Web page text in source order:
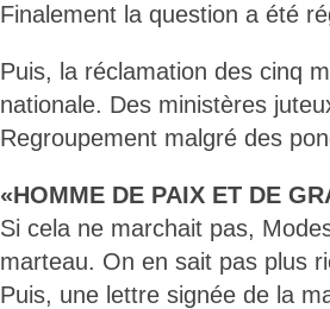
Finalement la question a été
Puis, la réclamation des cinq
nationale. Des ministères
Regroupement malgré des
«HOMME DE PAIX ET DE
Si cela ne marchait pas,
marteau. On en sait pas plus
Puis, une lettre signée de la